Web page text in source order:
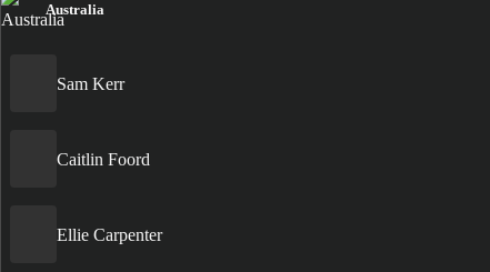
Australia
Sam Kerr
Caitlin Foord
Ellie Carpenter